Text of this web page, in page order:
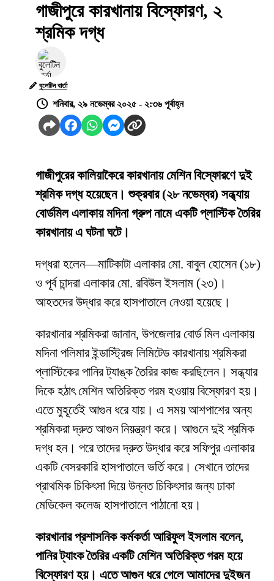
গাজীপুরে কারখানায় বিস্ফোরণ, ২
শ্রমিক দগ্ধ
বুলেটিন বার্তা
শনিবার, ২৯ নভেম্বর ২০২৫ - ২:৩৬ পূর্বাহ্ন
গাজীপুরের কালিয়াকৈরে কারখানায় মেশিন বিস্ফোরণে দুই
শ্রমিক দগ্ধ হয়েছেন। শুক্রবার (২৮ নভেম্বর) সন্ধ্যায়
বোর্ডমিল এলাকায় মদিনা গ্রুপ নামে একটি প্লাস্টিক তৈরির
কারখানায় এ ঘটনা ঘটে।
দগ্ধরা হলেন—মাটিকাটা এলাকার মো. বাবুল হোসেন (১৮)
ও পূর্ব চান্দরা এলাকার মো. রবিউল ইসলাম (২৩)।
আহতদের উদ্ধার করে হাসপাতালে নেওয়া হয়েছে।
কারখানার শ্রমিকরা জানান, উপজেলার বোর্ড মিল এলাকায়
মদিনা পলিমার ইন্ডাস্ট্রিজ লিমিটেড কারখানায় শ্রমিকরা
প্লাস্টিকের পানির ট্যাঙ্ক তৈরির কাজ করছিলেন। সন্ধ্যার
দিকে হঠাৎ মেশিন অতিরিক্ত গরম হওয়ায় বিস্ফোরণ হয়।
এতে মুহূর্তেই আগুন ধরে যায়। এ সময় আশপাশের অন্য
শ্রমিকরা দ্রুত আগুন নিয়ন্ত্রণ করে। আগুনে দুই শ্রমিক
দগ্ধ হন। পরে তাদের দ্রুত উদ্ধার করে সফিপুর এলাকার
একটি বেসরকারি হাসপাতালে ভর্তি করে। সেখানে তাদের
প্রাথমিক চিকিৎসা দিয়ে উন্নত চিকিৎসার জন্য ঢাকা
মেডিকেল কলেজ হাসপাতালে পাঠানো হয়।
কারখানার প্রশাসনিক কর্মকর্তা আরিফুল ইসলাম বলেন,
পানির ট্যাংক তৈরির একটি মেশিন অতিরিক্ত গরম হয়ে
বিস্ফোরণ হয়। এতে আগুন ধরে গেলে আমাদের দুইজন